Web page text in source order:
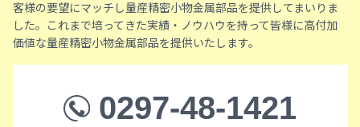
客様の要望にマッチし量産精密小物金属部品を提供してまいりま
した。これまで培ってきた実績・ノウハウを持って皆様に高付加
価値な量産精密小物金属部品を提供いたします。
0297-48-1421